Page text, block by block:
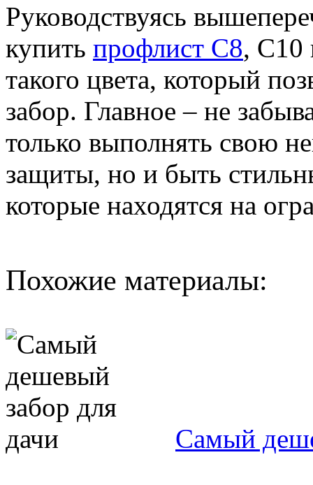
Руководствуясь
купить профлист С8, С10
такого цвета, который
забор. Главное – не
только выполнять свою
защиты, но и быть
которые находятся на
Похожие материалы:
Самый